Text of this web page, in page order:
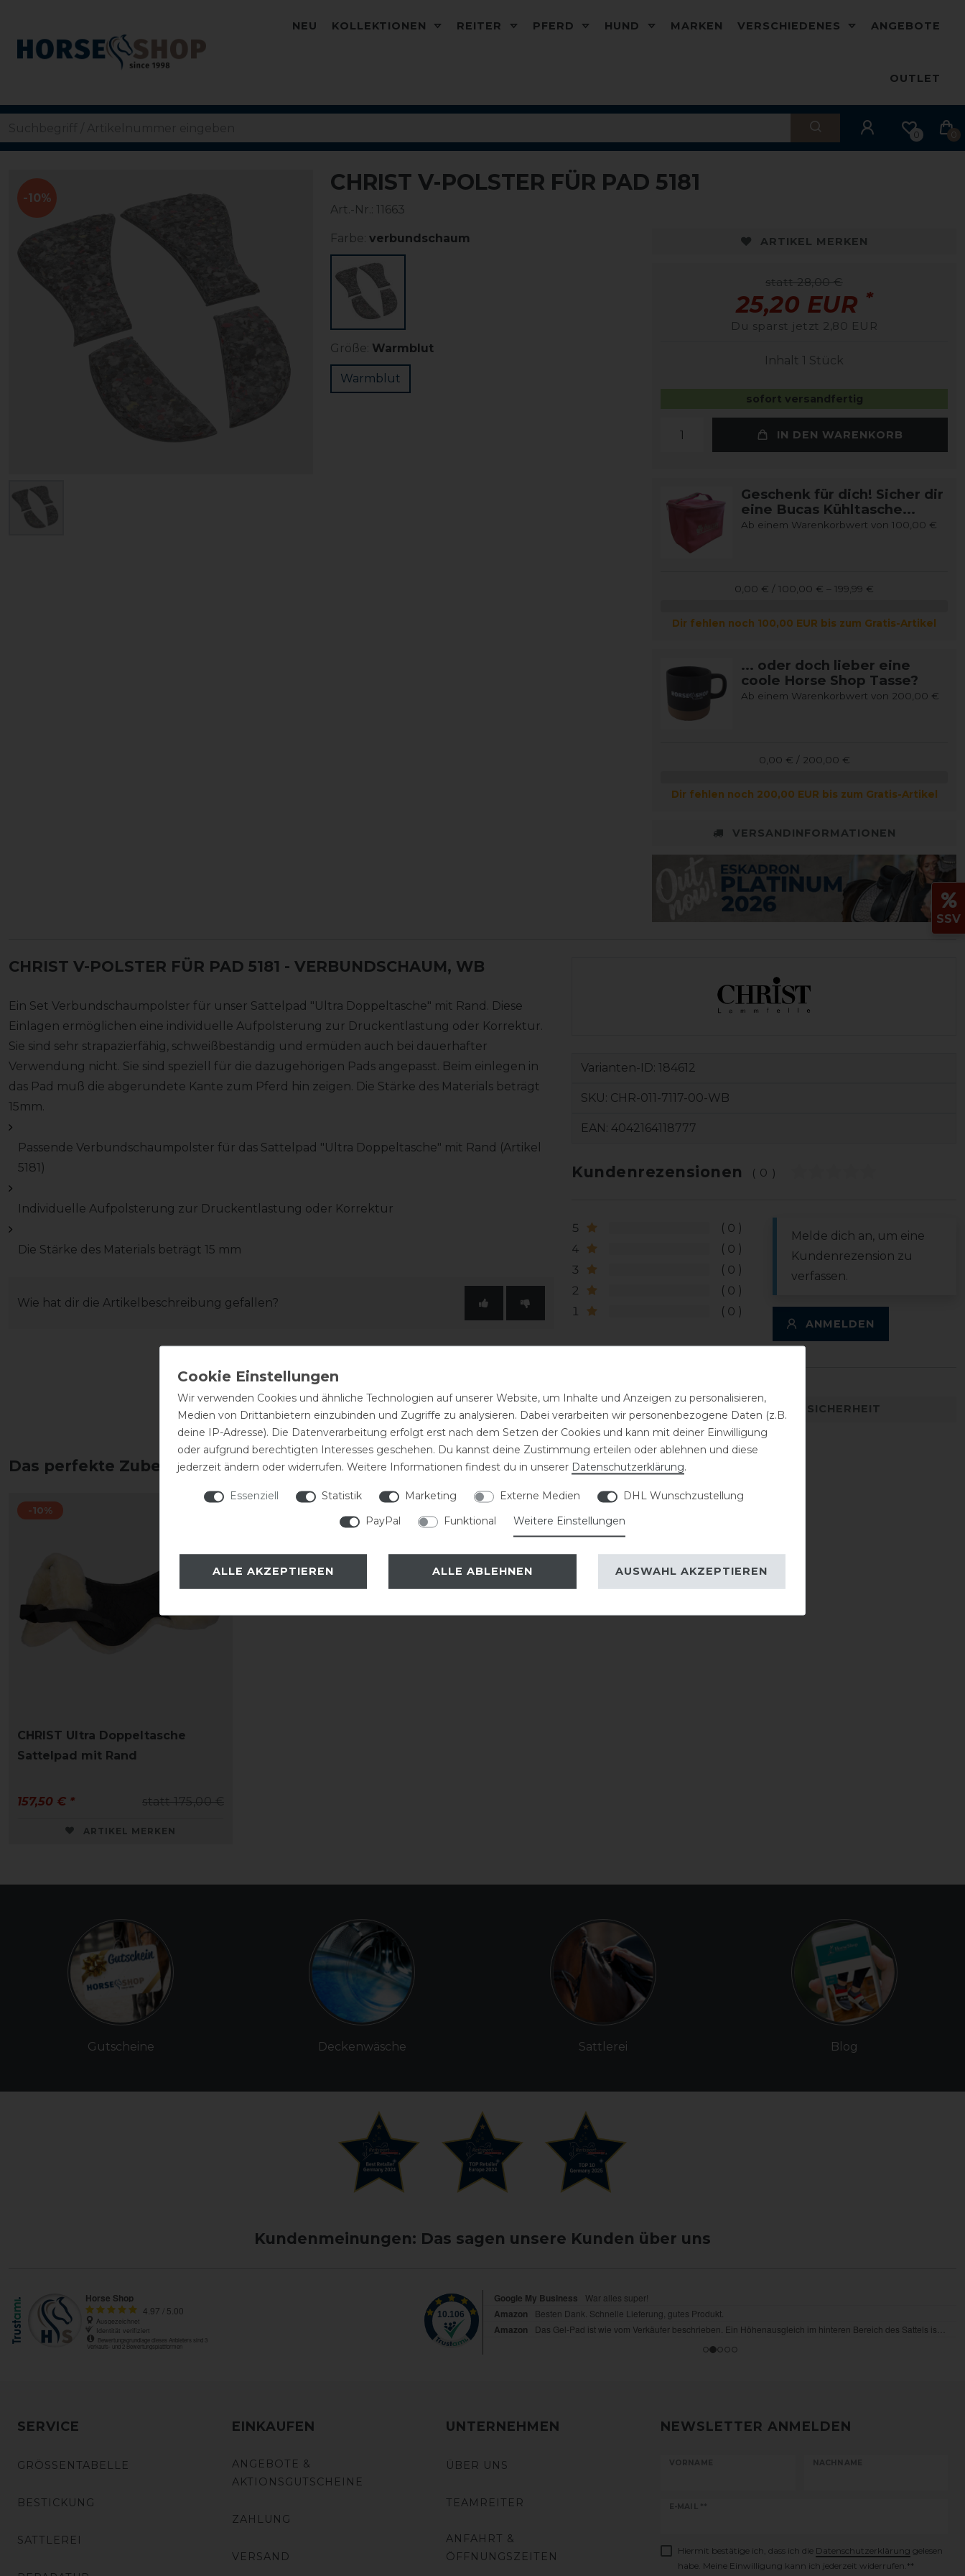
NEU KOLLEKTIONEN REITER PFERD HUND MARKEN VERSCHIEDENES ANGEBOTE
OUTLET
0 0
-10%
CHRIST V-POLSTER FÜR PAD 5181
Art.-Nr.: 11663
Farbe: verbundschaum
Größe: Warmblut
Warmblut
ARTIKEL MERKEN
statt 28,00 €
25,20 EUR *
Du sparst jetzt 2,80 EUR
Inhalt 1 Stück
sofort versandfertig
IN DEN WARENKORB
Geschenk für dich! Sicher dir
eine Bucas Kühltasche...
Ab einem Warenkorbwert von 100,00 €
0,00 € / 100,00 € – 199,99 €
Dir fehlen noch 100,00 EUR bis zum Gratis-Artikel
... oder doch lieber eine
coole Horse Shop Tasse?
Ab einem Warenkorbwert von 200,00 €
0,00 € / 200,00 €
Dir fehlen noch 200,00 EUR bis zum Gratis-Artikel
VERSANDINFORMATIONEN
CHRIST V-POLSTER FÜR PAD 5181 - VERBUNDSCHAUM, WB
Ein Set Verbundschaumpolster für unser Sattelpad "Ultra Doppeltasche" mit Rand. Diese
Einlagen ermöglichen eine individuelle Aufpolsterung zur Druckentlastung oder Korrektur.
Sie sind sehr strapazierfähig, schweißbeständig und ermüden auch bei dauerhafter
Verwendung nicht. Sie sind speziell für die dazugehörigen Pads angepasst. Beim einlegen in
das Pad muß die abgerundete Kante zum Pferd hin zeigen. Die Stärke des Materials beträgt
15mm.
Passende Verbundschaumpolster für das Sattelpad "Ultra Doppeltasche" mit Rand (Artikel
5181)
Individuelle Aufpolsterung zur Druckentlastung oder Korrektur
Die Stärke des Materials beträgt 15 mm
Wie hat dir die Artikelbeschreibung gefallen?
Varianten-ID: 184612
SKU: CHR-011-7117-00-WB
EAN: 4042164118777
Kundenrezensionen (0)
5
0
4
0
3
0
2
0
1
0
Melde dich an, um eine
Kundenrezension zu
verfassen.
ANMELDEN
DETAILS ZUR PRODUKTSICHERHEIT
Das perfekte Zubehör für dich
-10%
CHRIST Ultra Doppeltasche
Sattelpad mit Rand
statt 175,00 €
157,50 € *
ARTIKEL MERKEN
Gutscheine Deckenwäsche Sattlerei Blog
Kundenmeinungen: Das sagen unsere Kunden über uns
SERVICE
GRÖSSENTABELLE
BESTICKUNG
SATTLEREI
EINKAUFEN
ANGEBOTE &
AKTIONSGUTSCHEINE
ZAHLUNG
VERSAND
UNTERNEHMEN
ÜBER UNS
TEAMREITER
ANFAHRT &
ÖFFNUNGSZEITEN
NEWSLETTER ANMELDEN
VORNAME NACHNAME
E-MAIL **
Newsletter
Hiermit bestätige ich, dass ich die Daten­schutz­erklärung gelesen
habe. Meine Einwilligung kann ich jederzeit widerrufen.**
SSV
Wir verwenden Cookies und ähnliche Technologien auf unserer Website, um Inhalte und Anzeigen zu personalisieren,
Medien von Drittanbietern einzubinden und Zugriffe zu analysieren. Dabei verarbeiten wir personenbezogene Daten (z.B.
deine IP-Adresse). Die Datenverarbeitung erfolgt erst nach dem Setzen der Cookies und kann mit deiner Einwilligung
oder aufgrund berechtigten Interesses geschehen. Du kannst deine Zustimmung erteilen oder ablehnen und diese
jederzeit ändern oder widerrufen. Weitere Informationen findest du in unserer Daten­schutz­erklärung.
Essenziell Statistik Marketing Externe Medien
DHL Wunschzustellung
PayPal
Funktional Weitere Einstellungen
ALLE AKZEPTIEREN ALLE ABLEHNEN AUSWAHL AKZEPTIEREN